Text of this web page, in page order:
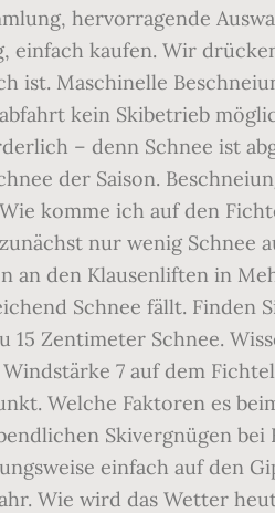
hervorragende
einfach kaufen. Wir
Maschinelle
kein Skibetrieb
– denn Schnee ist
der Saison.
komme ich auf den
nur wenig Schnee
an den Klausenliften in
Schnee fällt. Finden
Zentimeter Schnee.
7 auf dem
Welche Faktoren es
Skivergnügen
einfach auf den
Wie wird das Wetter